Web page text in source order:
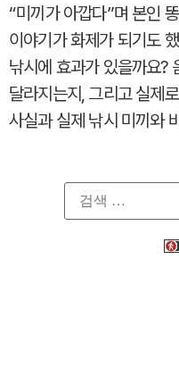
“미끼가 아깝다”며 본인
이야기가 화제가 되기도
낚시에 효과가 있을까요?
달라지는지, 그리고 실제
사실과 실제 낚시 미끼와
검
색: